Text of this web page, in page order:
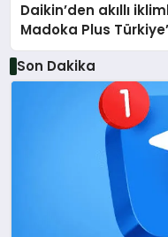
Daikin’den akıllı
Madoka Plus
Son Dakika